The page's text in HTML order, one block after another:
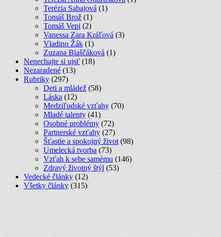
Terézia Sabajová (1)
Tomáš Brož (1)
Tomáš Vepi (2)
Vanessa Zara Kráľová (3)
Vladino Žák (1)
Zuzana Blaščáková (1)
Nenechajte si ujsť (18)
Nezaradené (13)
Rubriky (297)
Deti a mládež (58)
Láska (12)
Medziľudské vzťahy (70)
Mladé talenty (41)
Osobné problémy (72)
Partnerské vzťahy (27)
Šťastie a spokojný život (98)
Umelecká tvorba (73)
Vzťah k sebe samému (146)
Zdravý životný štýl (53)
Vedecké články (12)
Všetky články (315)